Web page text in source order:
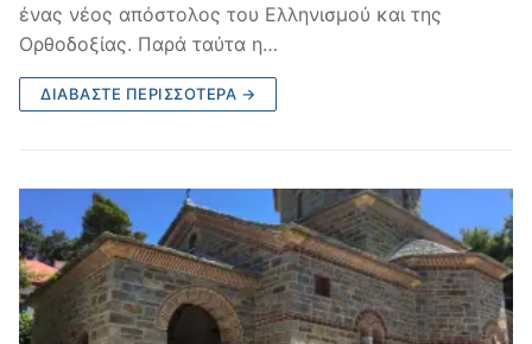
ένας νέος απόστολος του Ελληνισμού και της
Ορθοδοξίας. Παρά ταύτα η…
ΔΙΑΒΆΣΤΕ ΠΕΡΙΣΣΌΤΕΡΑ →